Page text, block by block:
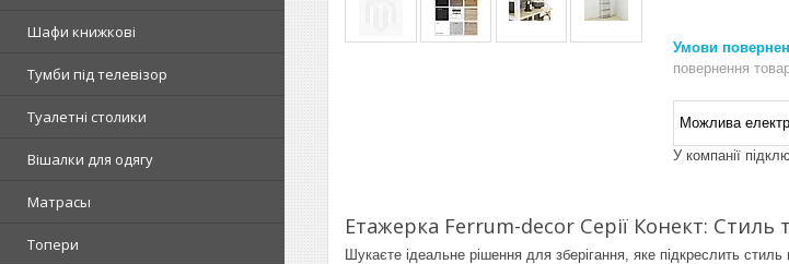
Шафи книжкові
Тумби під телевізор
Туалетні столики
Вішалки для одягу
Матрасы
Топери
повернення
У компанії
Етажерка Ferrum-decor Серії Конект: Стиль
Шукаєте ідеальне рішення для зберігання, яке підкреслить